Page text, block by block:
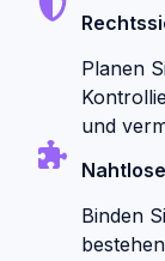
Planen
und
Binden